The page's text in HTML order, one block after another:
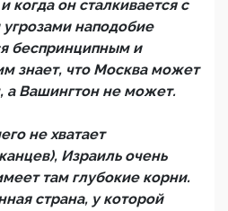
когда он сталкивается с
наподобие
беспринципным и
знает, что Москва может
а Вашингтон не может.
не хватает
Израиль очень
там глубокие корни.
страна, у которой